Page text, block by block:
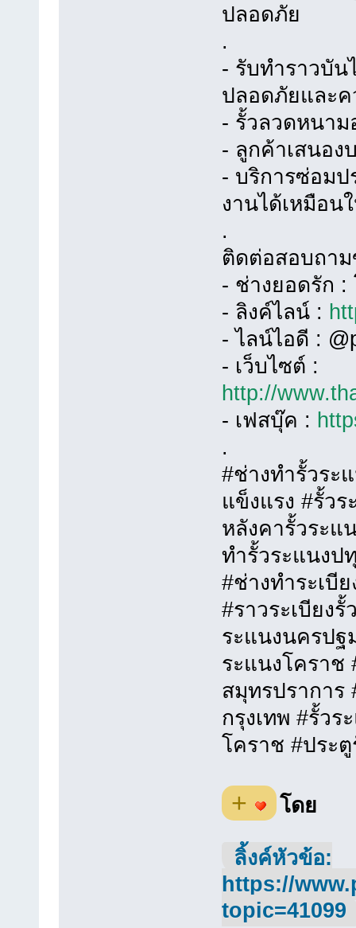
ปลอดภัย
.
- รับทำราวบัน
ปลอดภัยและค
- รั้วลวดหนา
- ลูกค้าเสนอ
- บริการซ่อมป
งานได้เหมือน
.
ติดต่อสอบถา
- ช่างยอดรัก :
- ลิงค์ไลน์ :
- ไลน์ไอดี :
- เว็บไซต์ :
http://
- เฟสบุ๊ค :
.
#ช่างทำรั้วระ
แข็งแรง #รั้วร
หลังคารั้วระแ
ทำรั้วระแนงป
#ช่างทำระเบี
#ราวระเบียง
ระแนงนครปฐ
ระแนงโคราช
สมุทรปราการ
กรุงเทพ #รั้วร
โคราช #ประ
+ โดย
ลิ้งค์หัวข้อ:
https://
topic=41099